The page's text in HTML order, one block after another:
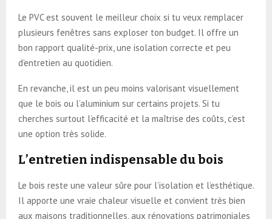
Le PVC est souvent le meilleur choix si tu veux remplacer
plusieurs fenêtres sans exploser ton budget. Il offre un
bon rapport qualité-prix, une isolation correcte et peu
d’entretien au quotidien.
En revanche, il est un peu moins valorisant visuellement
que le bois ou l’aluminium sur certains projets. Si tu
cherches surtout l’efficacité et la maîtrise des coûts, c’est
une option très solide.
L’entretien indispensable du bois
Le bois reste une valeur sûre pour l’isolation et l’esthétique.
Il apporte une vraie chaleur visuelle et convient très bien
aux maisons traditionnelles, aux rénovations patrimoniales